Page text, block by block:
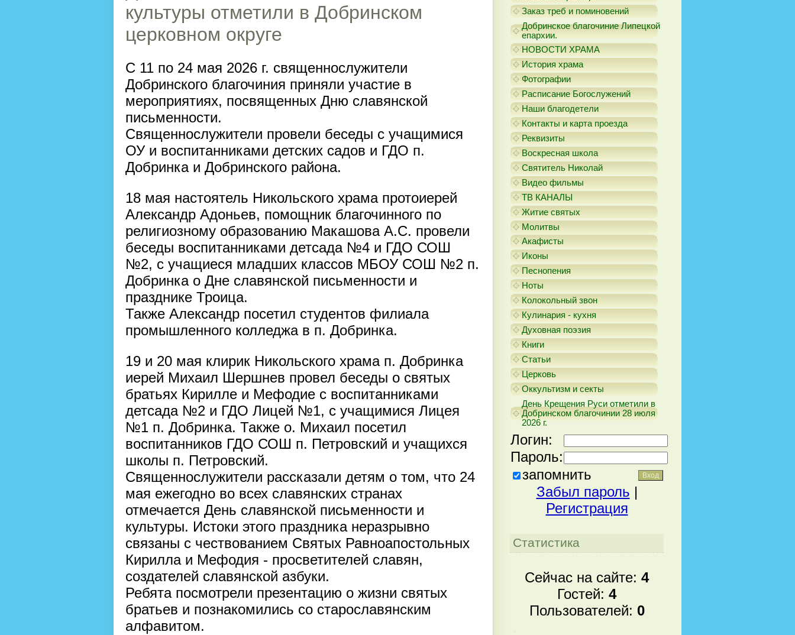
культуры отметили в Добринском
церковном округе
С 11 по 24 мая 2026 г. священнослужители
Добринского благочиния приняли участие в
мероприятиях, посвященных Дню славянской
письменности.
Священнослужители провели беседы с учащимися
ОУ и воспитанниками детских садов и ГДО п.
Добринка и Добринского района.
18 мая настоятель Никольского храма протоиерей
Александр Адоньев, помощник благочинного по
религиозному образованию Макашова А.С. провели
беседы воспитанниками детсада №4 и ГДО СОШ
№2, с учащиеся младших классов МБОУ СОШ №2 п.
Добринка о Дне славянской письменности и
празднике Троица.
Также Александр посетил студентов филиала
промышленного колледжа в п. Добринка.
19 и 20 мая клирик Никольского храма п. Добринка
иерей Михаил Шершнев провел беседы о святых
братьях Кирилле и Мефодие с воспитанниками
детсада №2 и ГДО Лицей №1, с учащимися Лицея
№1 п. Добринка. Также о. Михаил посетил
воспитанников ГДО СОШ п. Петровский и учащихся
школы п. Петровский.
Священнослужители рассказали детям о том, что 24
мая ежегодно во всех славянских странах
отмечается День славянской письменности и
культуры. Истоки этого праздника неразрывно
связаны с чествованием Святых Равноапостольных
Кирилла и Мефодия - просветителей славян,
создателей славянской азбуки.
Ребята посмотрели презентацию о жизни святых
братьев и познакомились со старославянским
алфавитом.
Заказ треб и поминовений
Добринское благочиние Липецкой
епархии.
НОВОСТИ ХРАМА
История храма
Фотографии
Расписание Богослужений
Наши благодетели
Контакты и карта проезда
Реквизиты
Воскресная школа
Святитель Николай
Видео фильмы
ТВ КАНАЛЫ
Житие святых
Молитвы
Акафисты
Иконы
Песнопения
Ноты
Колокольный звон
Кулинария - кухня
Духовная поэзия
Книги
Статьи
Церковь
Оккультизм и секты
День Крещения Руси отметили в
Добринском благочинии 28 июля
2026 г.
Логин:
Пароль:
запомнить
Забыл пароль |
Регистрация
Статистика
Сейчас на сайте: 4
Гостей: 4
Пользователей: 0